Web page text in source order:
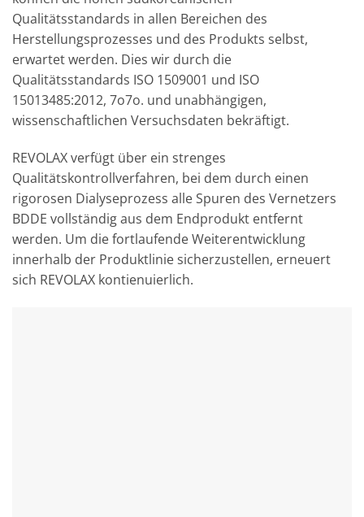
Qualitätsstandards in allen Bereichen des
Herstellungsprozesses und des Produkts selbst,
erwartet werden. Dies wir durch die
Qualitätsstandards ISO 1509001 und ISO
15013485:2012, 7o7o. und unabhängigen,
wissenschaftlichen Versuchsdaten bekräftigt.
REVOLAX verfügt über ein strenges
Qualitätskontrollverfahren, bei dem durch einen
rigorosen Dialyseprozess alle Spuren des Vernetzers
BDDE vollständig aus dem Endprodukt entfernt
werden. Um die fortlaufende Weiterentwicklung
innerhalb der Produktlinie sicherzustellen, erneuert
sich REVOLAX kontienuierlich.